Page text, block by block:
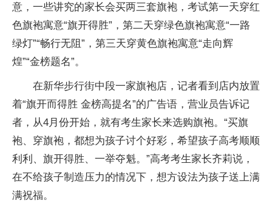
意，一些讲究的家长会买两三套旗袍，考试第一天穿红
色旗袍寓意“旗开得胜”，第二天穿绿色旗袍寓意“一路
绿灯”“畅行无阻”，第三天穿黄色旗袍寓意“走向辉
煌”“金榜题名”。
在新华步行街中段一家旗袍店，记者看到店内放置
着“旗开而得胜 金榜高提名”的广告语，营业员告诉记
者，从4月份开始，就有考生家长来选购旗袍。“买旗
袍、穿旗袍，都想为孩子讨个好彩，希望孩子高考顺顺
利利、旗开得胜、一举夺魁。”高考考生家长齐莉说，
在不给孩子制造压力的情况下，想方设法为孩子送上满
满祝福。